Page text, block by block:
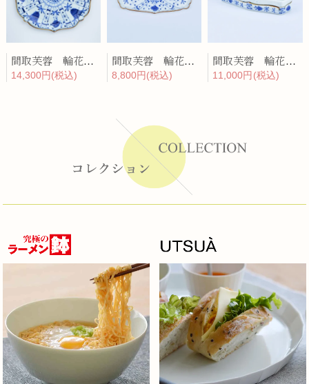
間取芙蓉 輪花プレート
14,300円(税込)
間取芙蓉 輪花長皿
8,800円(税込)
間取芙蓉 輪花陶箱
11,000円(税込)